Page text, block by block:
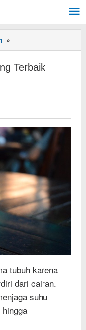
»
Asupan
Putih
Terbaik
tubuh karena
dari cairan.
suhu